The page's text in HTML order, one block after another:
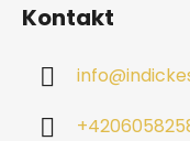
Kontakt
info@